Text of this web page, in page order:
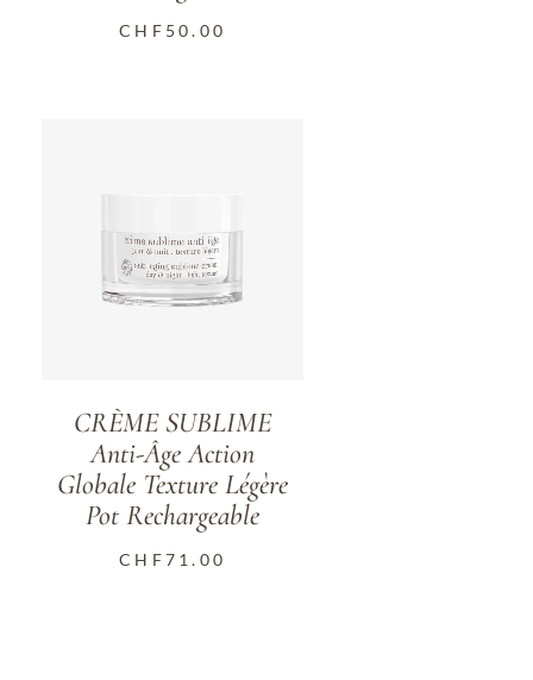
CHF 50.00
CRÈME SUBLIME
Anti-Âge Action
Globale Texture Légère
Pot Rechargeable
CHF71.00